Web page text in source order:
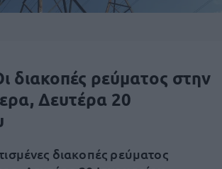
ρεύματος στην
Δευτέρα 20
διακοπές ρεύματος